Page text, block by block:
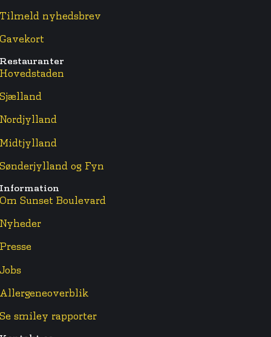
nyhedsbrev
og Fyn
Sunset Boulevard
smiley rapporter